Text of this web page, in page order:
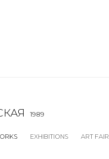
1989
EXHIBITIONS ART